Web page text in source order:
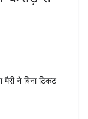
ने बिना टिकट